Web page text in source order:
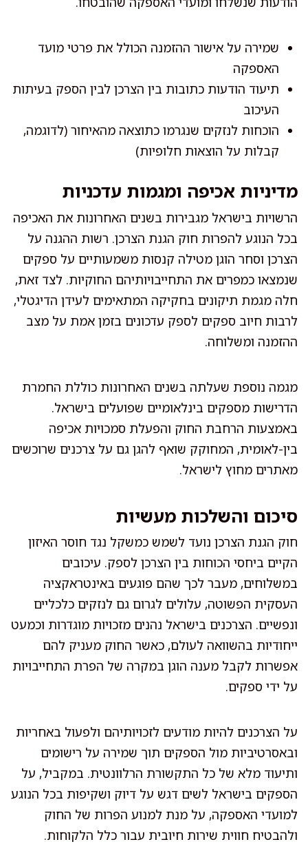
שמירה על אישור ההזמנה הכולל את פרטי מועד
האספקה
תיעוד הודעות כתובות בין הצרכן לבין הספק בעיתות
העיכוב
הוכחות לנזקים שנגרמו כתוצאה מהאיחור (לדוגמה,
קבלות על הוצאות חלופיות)
מדיניות אכיפה ומגמות עדכניות
הרשויות בישראל מגבירות בשנים האחרונות את האכיפה
בכל הנוגע להפרות חוק הגנת הצרכן. רשות ההגנה על
הצרכן וסחר הוגן מטילה קנסות משמעותיים על ספקים
שנמצאו כמפרים את התחייבויותיהם החוקיות. לצד זאת,
חלה מגמת תיקונים בחקיקה המתאימים לעידן הדיגטלי,
לרבות חיוב ספקים לספק עדכונים בזמן אמת על מצב
ההזמנה ומשלוחה.
מגמה נוספת שעלתה בשנים האחרונות כוללת החמרת
הדרישות מספקים בינלאומיים שפועלים בישראל.
באמצעות הרחבת החוק והפעלת סמכויות אכיפה
בין-לאומית, המחוקק שואף להגן גם על צרכנים שרוכשים
מאתרים מחוץ לישראל.
סיכום והשלכות מעשיות
חוק הגנת הצרכן נועד לשמש כמשקל נגד חוסר האיזון
הקיים ביחסי הכוחות בין הצרכן לספק. עיכובים
במשלוחים, מעבר לכך שהם פוגעים באינטראקציה
העסקית הפשוטה, עלולים לגרום גם לנזקים כלכליים
ונפשיים. הצרכנים בישראל נהנים מזכויות מוגדרות וכמעט
ייחודיות בהשוואה לעולם, כאשר החוק מעניק להם
אפשרות לקבל מענה הוגן במקרה של הפרת התחייבויות
על ידי ספקים.
על הצרכנים להיות מודעים לזכויותיהם ולפעול באחריות
ובאסרטיביות מול הספקים תוך שמירה על רישומים
ותיעוד מלא של כל התקשורת הרלוונטית. במקביל, על
הספקים בישראל לשים דגש על דיוק ושקיפות בכל הנוגע
למועדי האספקה, על מנת למנוע הפרות של החוק
ולהבטיח חווית שירות חיובית עבור כלל הלקוחות.